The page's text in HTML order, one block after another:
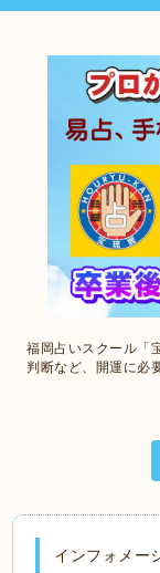
福岡占いスクール「
判断など、開運に必
インフォメー